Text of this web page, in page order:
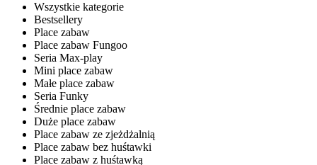
Wszystkie kategorie
Bestsellery
Place zabaw
Place zabaw Fungoo
Seria Max-play
Mini place zabaw
Małe place zabaw
Seria Funky
Średnie place zabaw
Duże place zabaw
Place zabaw ze zjeżdżalnią
Place zabaw bez huśtawki
Place zabaw z huśtawką